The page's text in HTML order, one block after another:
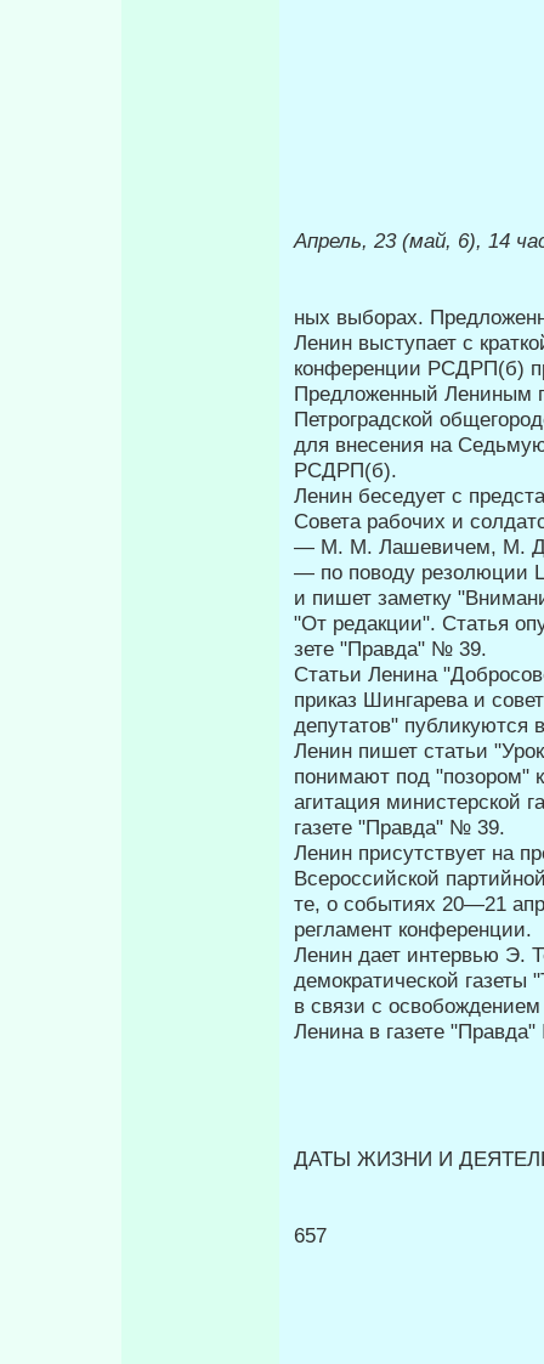
Апрель, 23 (май, 6), 14
ных выборах.
Ленин выступает с
конференции РСДРП(б)
Предложенный Лениным
Петроградской
для внесения на
РСДРП(б).
Ленин беседует с
Совета рабочих и
— М. М. Лашевичем, М.
— по поводу
и пишет заметку
"От редакции". Статья
зете "Правда" № 39.
Статьи Ленина
приказ Шингарева и
депутатов" публикуются
Ленин пишет статьи
понимают под "позором"
агитация министерской
газете "Правда" № 39.
Ленин присутствует на
Всероссийской
те, о событиях 20—21
регламент конференции.
Ленин дает интервью Э.
демократической
в связи с
Ленина в газете
ДАТЫ ЖИЗНИ И
657